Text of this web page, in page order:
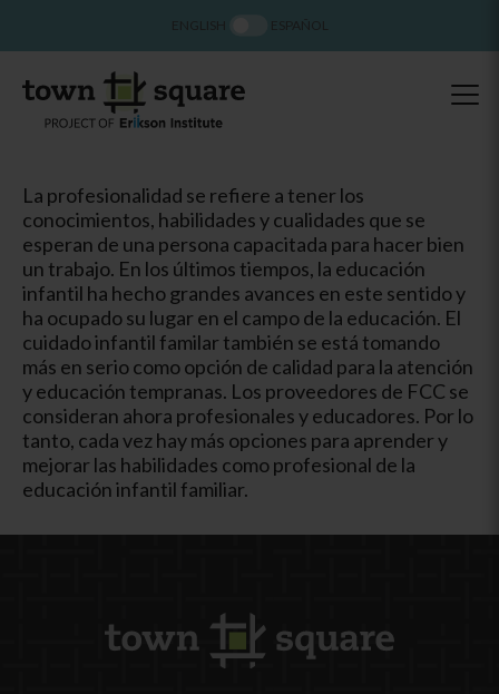
La profesionalidad se refiere a tener los
conocimientos, habilidades y cualidades que se
esperan de una persona capacitada para hacer bien
un trabajo. En los últimos tiempos, la educación
infantil ha hecho grandes avances en este sentido y
ha ocupado su lugar en el campo de la educación. El
cuidado infantil familar también se está tomando
más en serio como opción de calidad para la atención
y educación tempranas. Los proveedores de FCC se
consideran ahora profesionales y educadores. Por lo
tanto, cada vez hay más opciones para aprender y
mejorar las habilidades como profesional de la
educación infantil familiar.